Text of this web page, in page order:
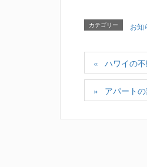
カテゴリー お知
ハワイの
アパート